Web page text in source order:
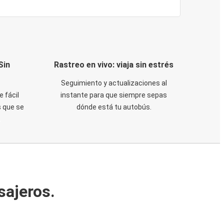
fácil
se
Rastreo en vivo: viaja sin estrés
Seguimiento y actualizaciones al
instante para que siempre sepas
dónde está tu autobús.